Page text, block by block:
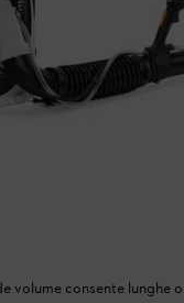
volume consente lunghe